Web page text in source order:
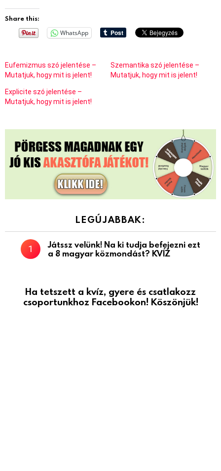
Share this:
WhatsApp
Eufemizmus szó jelentése –
Mutatjuk, hogy mit is jelent!
Szemantika szó jelentése –
Mutatjuk, hogy mit is jelent!
Explicite szó jelentése –
Mutatjuk, hogy mit is jelent!
LEGÚJABBAK:
Játssz velünk! Na ki tudja befejezni ezt
a 8 magyar közmondást? KVÍZ
Ha tetszett a kvíz, gyere és csatlakozz
csoportunkhoz Facebookon! Köszönjük!